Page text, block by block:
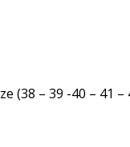
(38 – 39 -40 – 41